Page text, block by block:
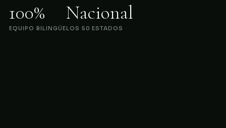
100%
EQUIPO BILINGÜE
Nacional
LOS 50 ESTADOS